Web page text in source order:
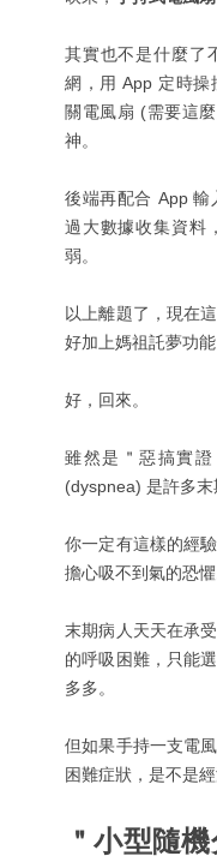
其實也不是什麼了
網，用 App 定時操
關電風扇 (需要這
神。
後端再配合 App 輸
過大數據收集資料
弱。
以上離題了，現在
好加上媽祖託夢功能
好，回來。
雖然是＂惡搞實
(dyspnea) 是許多末
你一定有這樣的經
擔心吸不到氣的恐懼
末期病人天天在承
的呼吸困難，只能
多多。
但如果手持一支電
困難症狀，是不是
＂小型隨